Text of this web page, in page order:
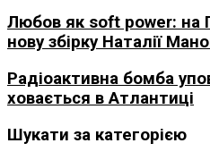
Любов як soft power: на
нову збірку Наталії
Радіоактивна бомба
ховається в Атлантиці
Шукати за категорією